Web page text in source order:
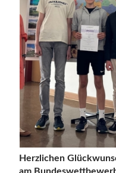
Herzlichen
am